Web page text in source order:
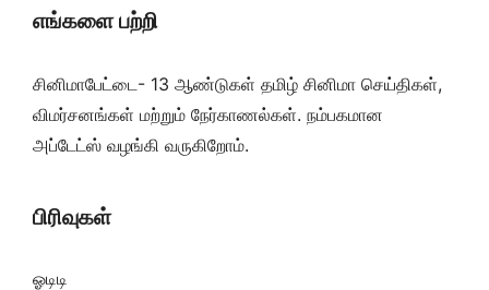
எங்களை பற்றி
சினிமாபேட்டை- 13 ஆண்டுகள் தமிழ் சினிமா செய்திகள்,
விமர்சனங்கள் மற்றும் நேர்காணல்கள். நம்பகமான
அப்டேட்ஸ் வழங்கி வருகிறோம்.
பிரிவுகள்
ஓடிடி